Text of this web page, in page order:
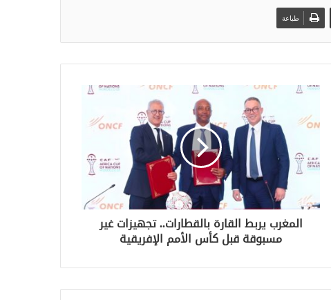
طباعة
المغرب يربط القارة بالقطارات.. تجهيزات غير
مسبوقة قبل كأس الأمم الإفريقية